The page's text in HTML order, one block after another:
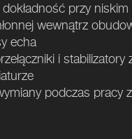
przy niskim
wewnątrz
echa
i stabilizatory
podczas pracy